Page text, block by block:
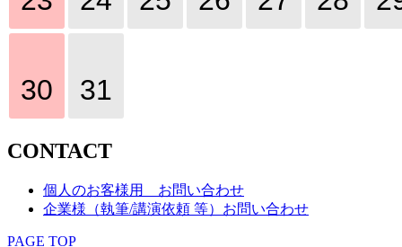
30 31
CONTACT
個人のお客様用 お問い合わせ
企業様 （執筆/講演依頼 等） お問い合わせ
PAGE TOP